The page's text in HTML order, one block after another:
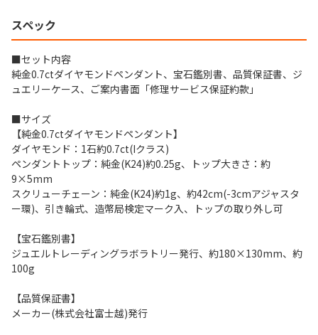
スペック
■セット内容
純金0.7ctダイヤモンドペンダント、宝石鑑別書、品質保証書、ジ
ュエリーケース、ご案内書面「修理サービス保証約款」
■サイズ
【純金0.7ctダイヤモンドペンダント】
ダイヤモンド：1石約0.7ct(Iクラス)
ペンダントトップ：純金(K24)約0.25g、トップ大きさ：約
9×5mm
スクリューチェーン：純金(K24)約1g、約42cm(-3cmアジャスタ
ー環)、引き輪式、造幣局検定マーク入、トップの取り外し可
【宝石鑑別書】
ジュエルトレーディングラボラトリー発行、約180×130mm、約
100g
【品質保証書】
メーカー(株式会社富士越)発行